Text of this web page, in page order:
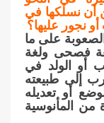
أن نسلكها في
نجور عليها؟
على ما
فصحى ولغة
أو الولد في
إلى طبيعته
أو تعديله
من المأنوسية